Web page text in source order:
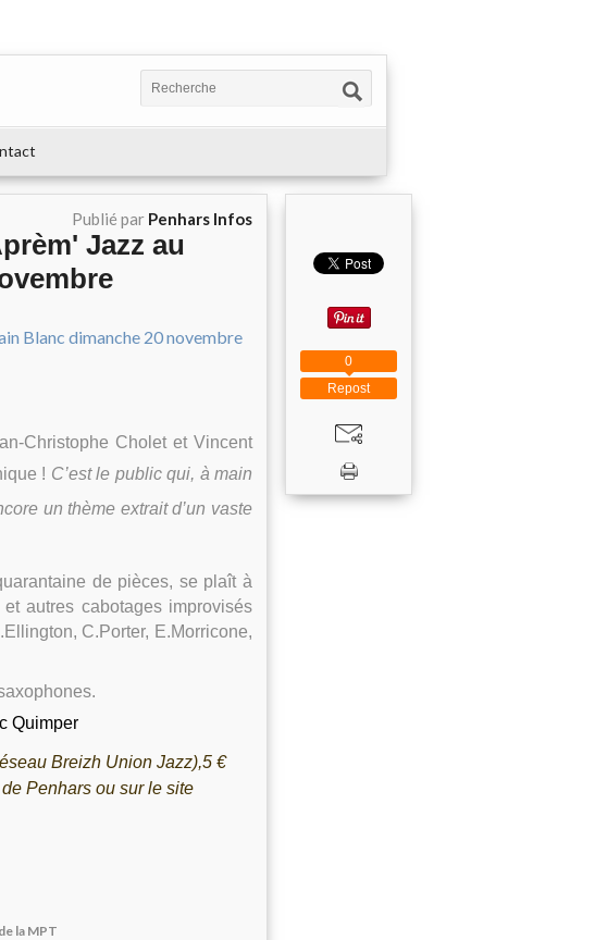
Publié par Penhars Infos
Jazz au
Christophe Cholet et Vincent
! C’est le public qui, à main
un thème extrait d’un vaste
de pièces, se plaît à
autres cabotages improvisés
C.Porter, E.Morricone,
Quimper
Breizh Union Jazz),5 €
Penhars ou sur le site
la MPT
Repost
0